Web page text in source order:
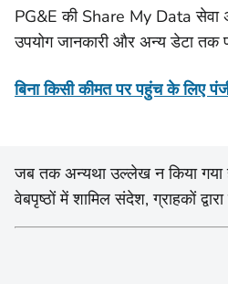
PG&E की Share My Data सेवा
उपयोग जानकारी और अन्य डेटा तक
बिना किसी कीमत पर पहुंच के लिए
जब तक अन्यथा उल्लेख न किया
वेबपृष्ठों में शामिल संदेश, ग्राहकों